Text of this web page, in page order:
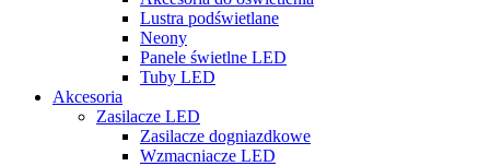
Lustra podświetlane
Neony
Panele świetlne LED
Tuby LED
Akcesoria
Zasilacze LED
Zasilacze dogniazdkowe
Wzmacniacze LED